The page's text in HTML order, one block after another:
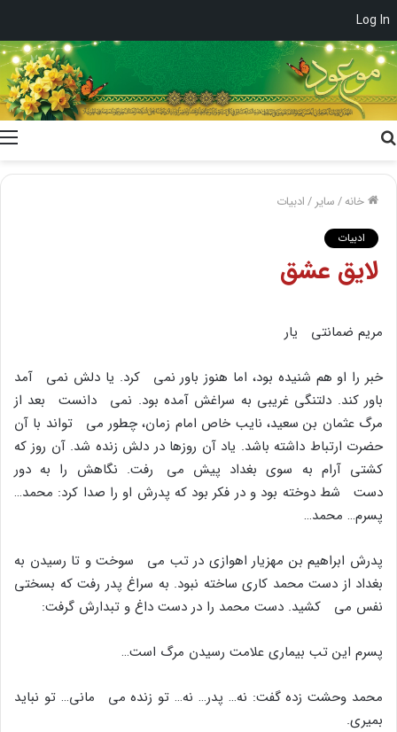
Log In
خانه/سایر /ادبیات
ادبیات
لایق عشق
مریم ضمانتى یار
خبر را او هم شنیده بود، اما هنوز باور نمى کرد. یا دلش نمى آمد
باور کند. دلتنگى غریبى به سراغش آمده بود. نمى دانست بعد از
مرگ عثمان بن سعید، نایب خاص امام زمان، چطور مى تواند با آن
حضرت ارتباط داشته باشد. یاد آن روزها در دلش زنده شد. آن روز که
کشتى آرام به سوى بغداد پیش مى رفت. نگاهش را به دور
دست شط دوخته بود و در فکر بود که پدرش او را صدا کرد: محمد…
پسرم… محمد…
پدرش ابراهیم بن مهزیار اهوازى در تب مى سوخت و تا رسیدن به
بغداد از دست محمد کارى ساخته نبود. به سراغ پدر رفت که بسختى
نفس مى کشید. دست محمد را در دست داغ و تبدارش گرفت:
پسرم این تب بیمارى علامت رسیدن مرگ است…
محمد وحشت زده گفت: نه… پدر… نه… تو زنده مى مانى… تو نباید
بمیرى.